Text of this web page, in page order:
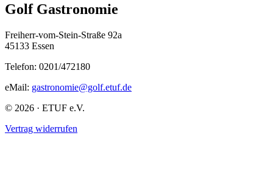
Golf Gastronomie
Freiherr-vom-Stein-Straße 92a
45133 Essen
Telefon: 0201/472180
eMail: gastronomie@golf.etuf.de
© 2026 · ETUF e.V.
Vertrag widerrufen